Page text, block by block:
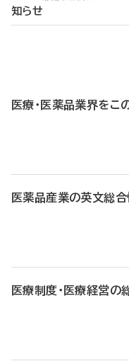
知らせ
医療・医薬品業界をこ
医薬品産業の英文総合
医療制度・医療経営の